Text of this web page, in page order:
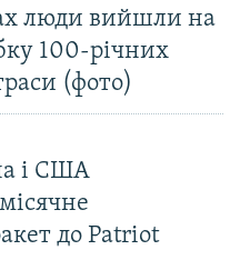
люди вийшли на
100-річних
(фото)
і США
до Patriot